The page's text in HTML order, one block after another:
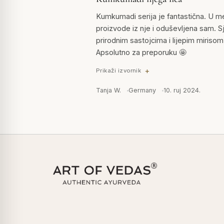
Kumkumadi serija je fantastična. U
proizvode iz nje i oduševljena sam.
prirodnim sastojcima i lijepim
Apsolutno za preporuku 🤩
Prikaži izvornik
Tanja W. Germany 10. ruj 2024.